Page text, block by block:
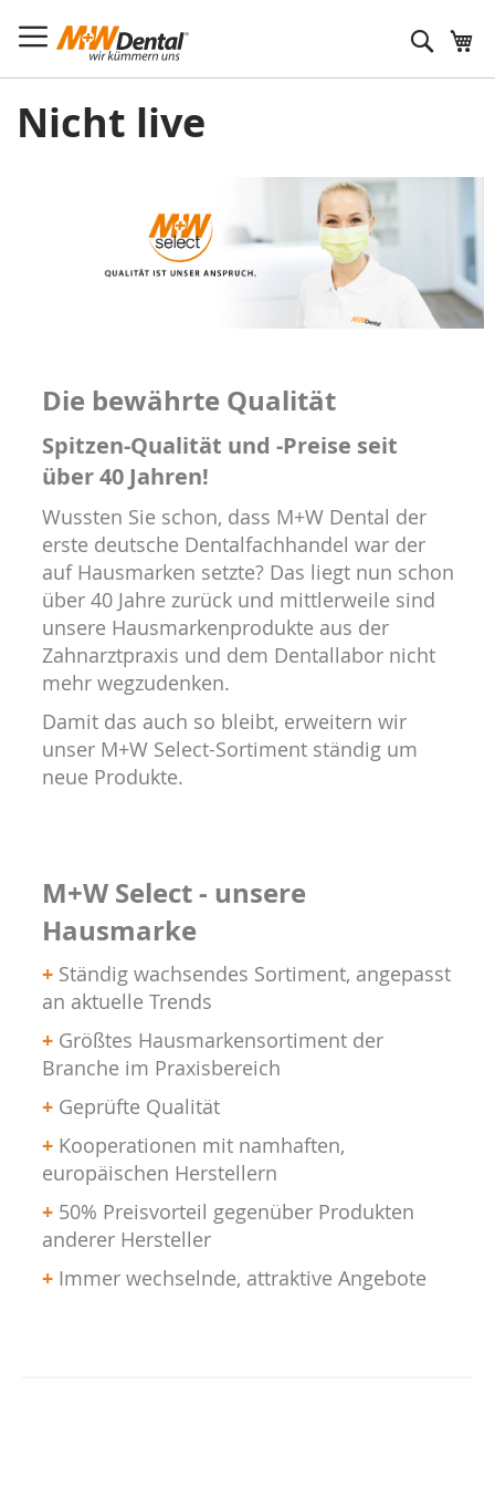
Suche
Nicht live
Die bewährte Qualität
Spitzen-Qualität und -Preise seit
über 40 Jahren!
Wussten Sie schon, dass M+W Dental der
erste deutsche Dentalfachhandel war der
auf Hausmarken setzte? Das liegt nun schon
über 40 Jahre zurück und mittlerweile sind
unsere Hausmarkenprodukte aus der
Zahnarztpraxis und dem Dentallabor nicht
mehr wegzudenken.
Damit das auch so bleibt, erweitern wir
unser M+W Select-Sortiment ständig um
neue Produkte.
M+W Select - unsere
Hausmarke
+ Ständig wachsendes Sortiment, angepasst
an aktuelle Trends
+Größtes Hausmarkensortiment der
Branche im Praxisbereich
+Geprüfte Qualität
+Kooperationen mit namhaften,
europäischen Herstellern
+50% Preisvorteil gegenüber Produkten
anderer Hersteller
+Immer wechselnde, attraktive Angebote